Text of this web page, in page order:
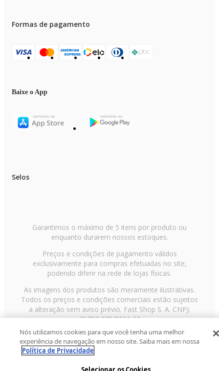
Formas de pagamento
Baixe o App
Selos
Garantimos o máximo de 5 itens por produto ou
enquanto durarem nossos estoques.
Preços e condições de pagamento válidos
exclusivamente para compras efetuadas no site,
podendo diferir na rede de lojas físicas.
As imagens dos produtos são meramente ilustrativas.
Todos os preços e condições comerciais estão sujeitos
a alteração sem aviso prévio. Fast Shop S. A. CNPJ:
43.708.379/0001-00
Avenida Zaki Narchi, nº 1650, sobreloja, Carandiru, São
Paulo/SP, CEP 02029-001, Telefone: 11 3003-3728 ©
2013 Fast Shop - Todos os direitos reservados
Nós utilizamos cookies para que você tenha uma melhor
experiência de navegação em nosso site. Saiba mais em nossa
Política de Privacidade